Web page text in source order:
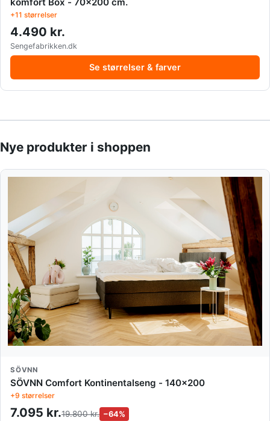
+11 størrelser
4.490 kr.
Sengefabrikken.dk
Se størrelser & farver
Nye produkter i shoppen
SÖVNN
SÖVNN Comfort Kontinentalseng - 140x200
+9 størrelser
7.095 kr.19.800 kr. −64%